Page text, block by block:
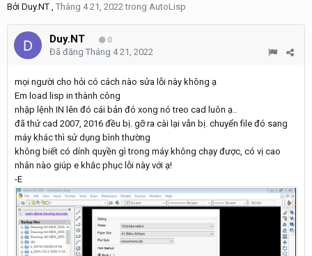
Bởi Duy.NT , Tháng 4 21, 2022trong AutoLisp
Duy.NT 0
Đã đăng Tháng 4 21, 2022
mọi người cho hỏi có cách nào sửa lỗi này không ạ
Em load lisp in thành công
nhập lệnh IN lên đó cái bản đó xong nó treo cad luôn ạ..
đã thử cad 2007, 2016 đều bị. gỡ ra cài lại vẫn bị. chuyển file đó sang
máy khác thì sử dụng bình thường
không biết có dính quyền gì trong máy không chạy được, có vị cao
nhân nào giúp e khắc phục lỗi này với ạ!
-E